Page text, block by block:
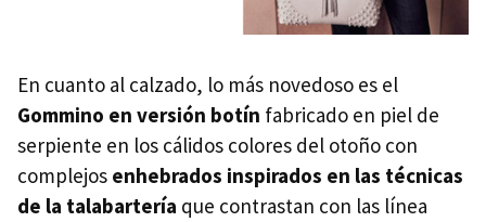
En cuanto al calzado, lo más novedoso es el
Gommino en versión botín fabricado en piel de
serpiente en los cálidos colores del otoño con
complejos enhebrados inspirados en las técnicas
de la talabartería que contrastan con las línea